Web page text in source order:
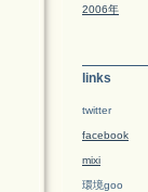
2006年
links
twitter
facebook
mixi
環境goo